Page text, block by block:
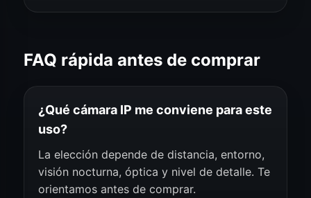
FAQ rápida antes de comprar
¿Qué cámara IP me conviene para este
uso?
La elección depende de distancia, entorno,
visión nocturna, óptica y nivel de detalle. Te
orientamos antes de comprar.